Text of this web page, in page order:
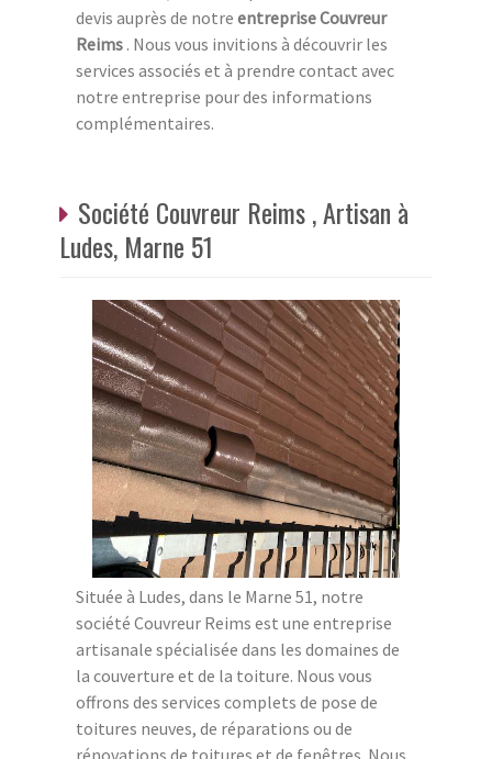
devis auprès de notre entreprise Couvreur
Reims . Nous vous invitions à découvrir les
services associés et à prendre contact avec
notre entreprise pour des informations
complémentaires.
Société Couvreur Reims , Artisan à
Ludes, Marne 51
Située à Ludes, dans le Marne 51, notre
société Couvreur Reims est une entreprise
artisanale spécialisée dans les domaines de
la couverture et de la toiture. Nous vous
offrons des services complets de pose de
toitures neuves, de réparations ou de